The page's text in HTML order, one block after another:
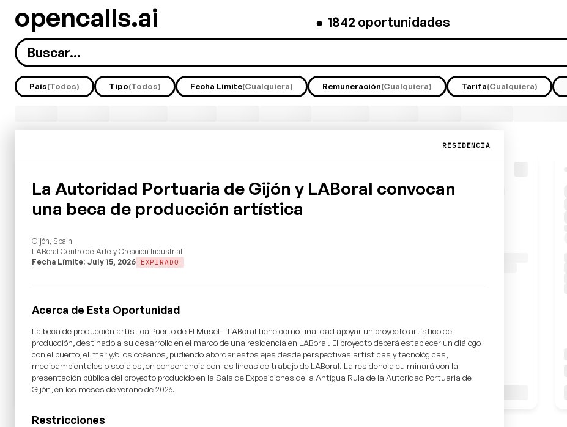
opencalls.ai ● 1842 oportunidades
País(Todos) Tipo(Todos) Fecha Límite(Cualquiera) Remuneración(Cualquiera) Tarifa(Cualquiera)
RESIDENCIA
La Autoridad Portuaria de Gijón y LABoral convocan
una beca de producción artística
Gijón, Spain
LABoral Centro de Arte y Creación Industrial
Fecha Límite: July 15, 2026
EXPIRADO
Acerca de Esta Oportunidad
La beca de producción artística Puerto de El Musel – LABoral tiene como finalidad apoyar un proyecto artístico de
producción, destinado a su desarrollo en el marco de una residencia en LABoral. El proyecto deberá establecer un diálogo
con el puerto, el mar y/o los océanos, pudiendo abordar estos ejes desde perspectivas artísticas y tecnológicas,
medioambientales o sociales, en consonancia con las líneas de trabajo de LABoral. La residencia culminará con la
presentación pública del proyecto producido en la Sala de Exposiciones de la Antigua Rula de la Autoridad Portuaria de
Gijón, en los meses de verano de 2026.
Restricciones